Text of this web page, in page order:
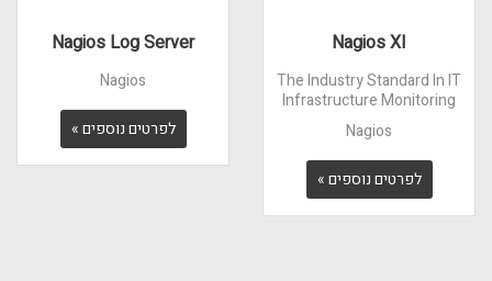
Nagios XI
The Industry Standard In IT
Infrastructure Monitoring
Nagios
לפרטים נוספים »
Nagios Log Server
Nagios
לפרטים נוספים »